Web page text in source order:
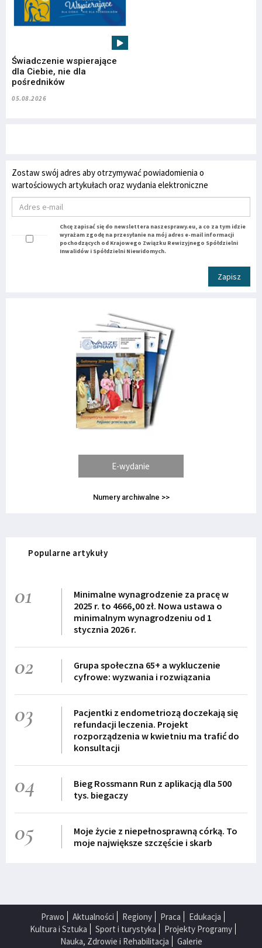
Świadczenie wspierające
dla Ciebie, nie dla
pośredników
05.08.2026
Zostaw swój adres aby otrzymywać powiadomienia o
wartościowych artykułach oraz wydania elektroniczne
Chcę zapisać się do newslettera naszesprawy.eu, a co za tym idzie
wyrażam zgodę na przesyłanie na mój adres e-mail informacji
pochodzących od Krajowego Związku Rewizyjnego Spółdzielni
Inwalidów i Spółdzielni Niewidomych.
Zapisz
E-wydanie
Numery archiwalne >>
Popularne artykuły
01
Minimalne wynagrodzenie za pracę w
2025 r. to 4666,00 zł. Nowa ustawa o
minimalnym wynagrodzeniu od 1
stycznia 2026 r.
02
Grupa społeczna 65+ a wykluczenie
cyfrowe: wyzwania i rozwiązania
03
Pacjentki z endometriozą doczekają się
refundacji leczenia. Projekt
rozporządzenia w kwietniu ma trafić do
konsultacji
04
Bieg Rossmann Run z aplikacją dla 500
tys. biegaczy
05
Moje życie z niepełnosprawną córką. To
moje największe szczęście i skarb
Prawo Aktualności Regiony Praca
Edukacja
Kultura i Sztuka
Sport i turystyka
Projekty Programy
Nauka, Zdrowie i Rehabilitacja
Galerie